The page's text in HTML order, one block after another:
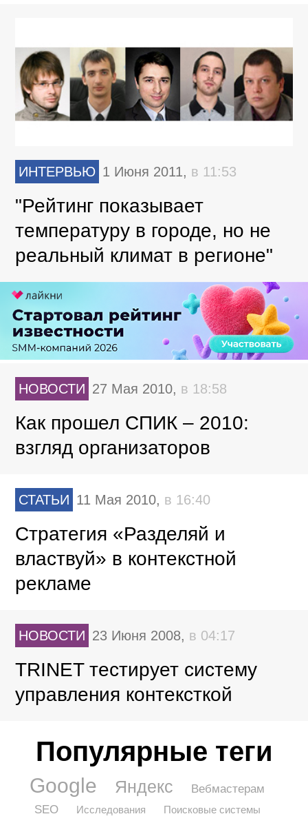
ИНТЕРВЬЮ 1 Июня 2011, в 11:53
"Рейтинг показывает
температуру в городе, но не
реальный климат в регионе"
НОВОСТИ 27 Мая 2010, в 18:58
Как прошел СПИК – 2010:
взгляд организаторов
СТАТЬИ 11 Мая 2010, в 16:40
Стратегия «Разделяй и
властвуй» в контекстной
рекламе
НОВОСТИ 23 Июня 2008, в 04:17
TRINET тестирует систему
управления контексткой
Популярные теги
Google Яндекс
Вебмастерам
SEO
Исследования Поисковые системы